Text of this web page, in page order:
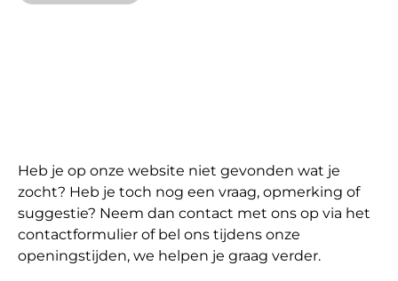
Heb je op onze website niet gevonden wat je
zocht? Heb je toch nog een vraag, opmerking of
suggestie? Neem dan contact met ons op via het
contactformulier of bel ons tijdens onze
openingstijden, we helpen je graag verder.